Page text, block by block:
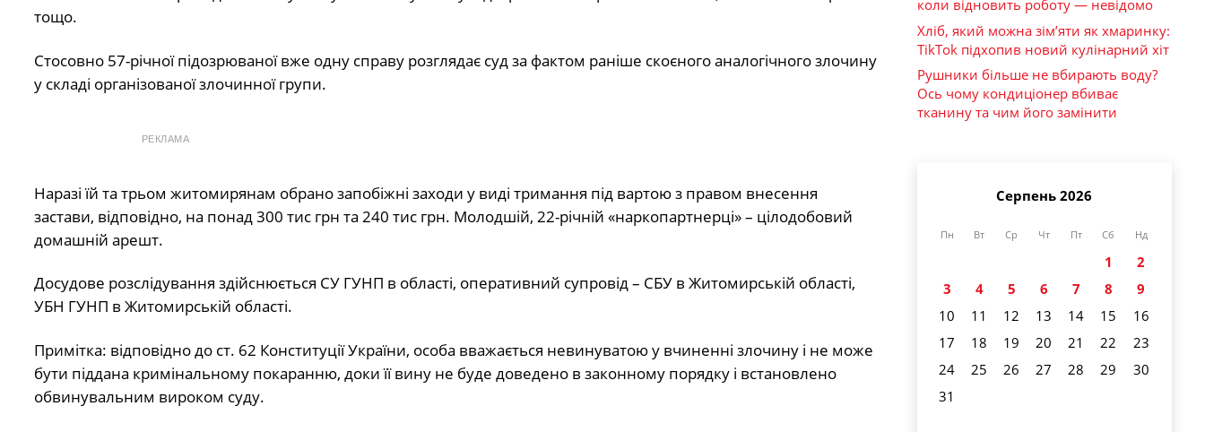
тощо.
Стосовно 57-річної підозрюваної вже одну справу розглядає суд за фактом раніше скоєного аналогічного злочину
у складі організованої злочинної групи.
РЕКЛАМА
Наразі їй та трьом житомирянам обрано запобіжні заходи у виді тримання під вартою з правом внесення
застави, відповідно, на понад 300 тис грн та 240 тис грн. Молодшій, 22-річній «наркопартнерці» – цілодобовий
домашній арешт.
Досудове розслідування здійснюється СУ ГУНП в області, оперативний супровід – СБУ в Житомирській області,
УБН ГУНП в Житомирській області.
Примітка: відповідно до ст. 62 Конституції України, особа вважається невинуватою у вчиненні злочину і не може
бути піддана кримінальному покаранню, доки її вину не буде доведено в законному порядку і встановлено
обвинувальним вироком суду.
коли відновить роботу — невідомо
Хліб, який можна зім’яти як хмаринку:
TikTok підхопив новий кулінарний хіт
Рушники більше не вбирають воду?
Ось чому кондиціонер вбиває
тканину та чим його замінити
Серпень 2026
Пн Вт Ср Чт Пт Сб Нд
1
2
3
4 5 6 7 8
9
10
11 12 13 14 15
16
17
18 19 20 21 22
23
24
25 26 27 28 29
30
31